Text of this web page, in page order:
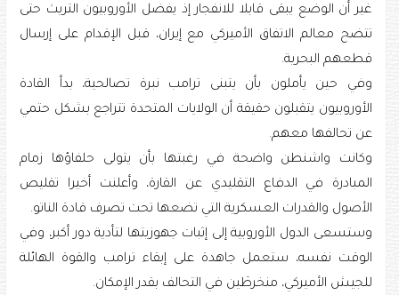
غير أن الوضع يبقى قابلا للانفجار إذ يفضل الأوروبيون التريث حتى
تتضح معالم الاتفاق الأميركي مع إيران، قبل الإقدام على إرسال
قطعهم البحرية.
وفي حين يأملون بأن يتبنى ترامب نبرة تصالحية، بدأ القادة
الأوروبيون يتقبلون حقيقة أن الولايات المتحدة تتراجع بشكل حتمي
عن تحالفها معهم.
وكانت واشنطن واضحة في رغبتها بأن يتولى حلفاؤها زمام
المبادرة في الدفاع التقليدي عن القارة، وأعلنت أخيرا تقليص
الأصول والقدرات العسكرية التي تضعها تحت تصرف قادة الناتو.
وستسعى الدول الأوروبية إلى إثبات جهوزيتها لتأدية دور أكبر، وفي
الوقت نفسه، ستعمل جاهدة على إبقاء ترامب والقوة الهائلة
للجيش الأميركي، منخرطَين في التحالف بقدر الإمكان.